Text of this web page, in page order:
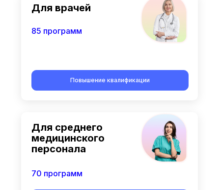
Для врачей
85 программ
Для среднего
медицинского
персонала
70 программ
Повышение квалификации